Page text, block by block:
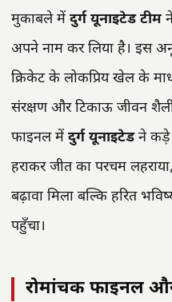
मुकाबले में दुर्ग यूनाइटेड टीम
अपने नाम कर लिया है। इस
क्रिकेट के लोकप्रिय खेल के
संरक्षण और टिकाऊ जीवन
फाइनल में दुर्ग यूनाइटेडने कड़े
हराकर जीत का परचम
बढ़ावा मिला बल्कि हरित
पहुँचा।
रोमांचक फाइनल